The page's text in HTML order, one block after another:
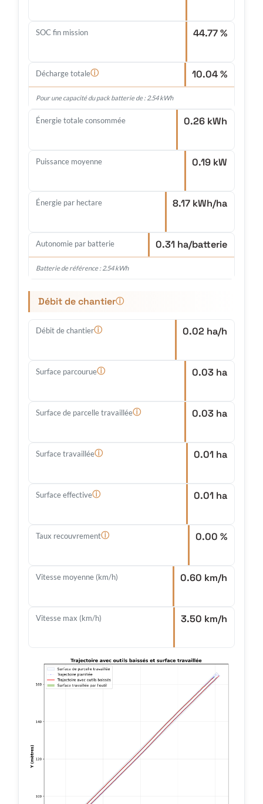
SOC fin mission 44.77 %
Décharge totaleⓘ 10.04 %
Pour une capacité du pack batterie de : 2.54 kWh
Énergie totale consommée 0.26 kWh
Puissance moyenne 0.19 kW
Énergie par hectare 8.17 kWh/ha
Autonomie par batterie 0.31 ha/batterie
Batterie de référence : 2.54 kWh
Débit de chantierⓘ
Débit de chantierⓘ 0.02 ha/h
Surface parcourueⓘ 0.03 ha
Surface de parcelle travailléeⓘ 0.03 ha
Surface travailléeⓘ 0.01 ha
Surface effectiveⓘ 0.01 ha
Taux recouvrementⓘ 0.00 %
Vitesse moyenne (km/h) 0.60 km/h
Vitesse max (km/h) 3.50 km/h